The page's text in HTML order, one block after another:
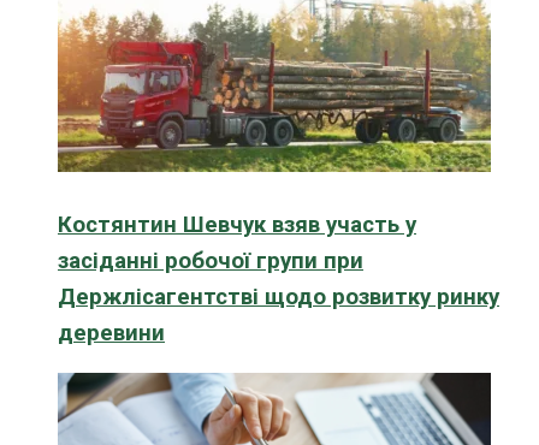
Костянтин Шевчук взяв участь у
засіданні робочої групи при
Держлісагентстві щодо розвитку ринку
деревини